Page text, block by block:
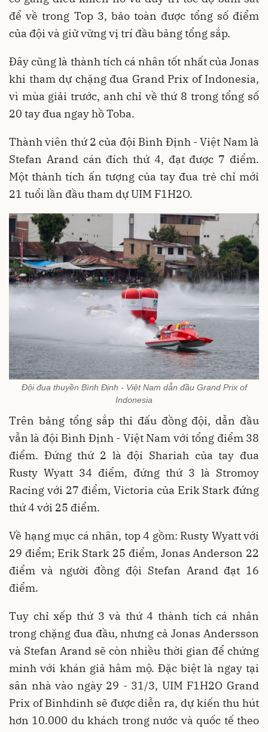
để về trong Top 3, bảo toàn được tổng số điểm
của đội và giữ vững vị trí đầu bảng tổng sắp.
Đây cũng là thành tích cá nhân tốt nhất của Jonas
khi tham dự chặng đua Grand Prix of Indonesia,
vì mùa giải trước, anh chỉ về thứ 8 trong tổng số
20 tay đua ngay hồ Toba.
Thành viên thứ 2 của đội Bình Định - Việt Nam là
Stefan Arand cán đích thứ 4, đạt được 7 điểm.
Một thành tích ấn tượng của tay đua trẻ chỉ mới
21 tuổi lần đầu tham dự UIM F1H2O.
Đội đua thuyền Bình Định - Việt Nam dẫn đầu Grand Prix of
Indonesia
Trên bảng tổng sắp thi đấu đồng đội, dẫn đầu
vẫn là đội Bình Định - Việt Nam với tổng điểm 38
điểm. Đứng thứ 2 là đội Shariah của tay đua
Rusty Wyatt 34 điểm, đứng thứ 3 là Stromoy
Racing với 27 điểm, Victoria của Erik Stark đứng
thứ 4 với 25 điểm.
Về hạng mục cá nhân, top 4 gồm: Rusty Wyatt với
29 điểm; Erik Stark 25 điểm, Jonas Anderson 22
điểm và người đồng đội Stefan Arand đạt 16
điểm.
Tuy chỉ xếp thứ 3 và thứ 4 thành tích cá nhân
trong chặng đua đầu, nhưng cả Jonas Andersson
và Stefan Arand sẽ còn nhiều thời gian để chứng
minh với khán giả hâm mộ. Đặc biệt là ngay tại
sân nhà vào ngày 29 - 31/3, UIM F1H2O Grand
Prix of Binhdinh sẽ được diễn ra, dự kiến thu hút
hơn 10.000 du khách trong nước và quốc tế theo